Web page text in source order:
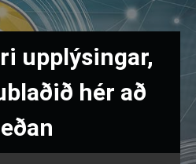
upplýsingar,
hér að